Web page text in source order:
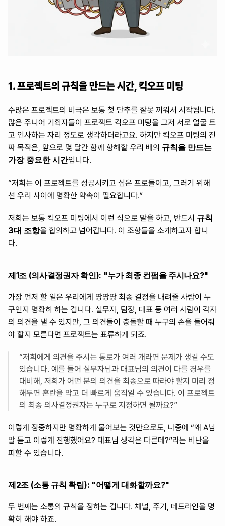
1. 프로젝트의 규칙을 만드는 시간, 킥오프 미팅
수많은 프로젝트의 비극은 보통 첫 단추를 잘못 끼워서 시작됩니다.
많은 주니어 기획자들이 프로젝트 킥오프 미팅을 그저 서로 얼굴 트
고 인사하는 자리 정도로 생각하더라고요. 하지만 킥오프 미팅의 진
짜 목적은, 앞으로 몇 달간 함께 항해할 우리 배의 규칙을 만드는
가장 중요한 시간입니다.
“저희는 이 프로젝트를 성공시키고 싶은 프로들이고, 그러기 위해
선 우리 사이에 명확한 약속이 필요합니다.”
저희는 보통 킥오프 미팅에서 이런 식으로 말을 하고, 반드시 규칙
3대 조항을 합의하고 넘어갑니다. 이 조항들을 소개하고자 합니
다.
제1조 (의사결정권자 확인): "누가 최종 컨펌을 주시나요?"
가장 먼저 할 일은 우리에게 땅땅땅 최종 결정을 내려줄 사람이 누
구인지 명확히 하는 겁니다. 실무자, 팀장, 대표 등 여러 사람이 각자
의 의견을 낼 수 있지만, 그 의견들이 충돌할 때 누구의 손을 들어줘
야 할지 모른다면 프로젝트는 표류하게 되죠.
“저희에게 의견을 주시는 통로가 여러 개라면 문제가 생길 수도
있습니다. 예를 들어 실무자님과 대표님의 의견이 다를 경우를
대비해, 저희가 어떤 분의 의견을 최종으로 따라야 할지 미리 정
해두면 혼란을 막고 더 빠르게 움직일 수 있습니다. 이 프로젝트
의 최종 의사결정권자는 누구로 지정하면 될까요?”
이렇게 정중하지만 명확하게 물어보는 것만으로도, 나중에 “왜 A님
말 듣고 이렇게 진행했어요? 대표님 생각은 다른데?”라는 비난을
피할 수 있습니다.
제2조 (소통 규칙 확립): "어떻게 대화할까요?"
두 번째는 소통의 규칙을 정하는 겁니다. 채널, 주기, 데드라인을 명
확히 해야 하죠.